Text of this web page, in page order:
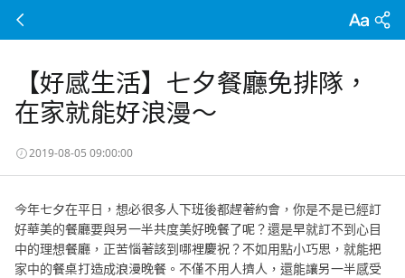
【好感生活】七夕餐廳免排隊，
在家就能好浪漫～
2019-08-05 09:00:00
今年七夕在平日，想必很多人下班後都趕著約會，你是不是已經訂
好華美的餐廳要與另一半共度美好晚餐了呢？還是早就訂不到心目
中的理想餐廳，正苦惱著該到哪裡慶祝？不如用點小巧思，就能把
家中的餐桌打造成浪漫晚餐。不僅不用人擠人，還能讓另一半感受